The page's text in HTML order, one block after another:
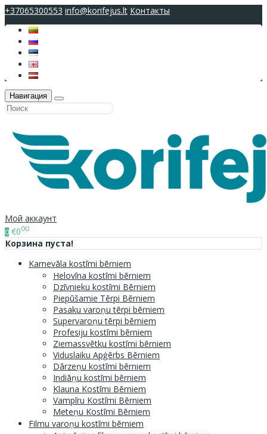
+37065300553 info@korifejus.lt Контакты
Навигация
Мой аккаунт
0 €000
Корзина пуста!
Karnevāla kostīmi bērniem
Helovīna kostīmi bērniem
Dzīvnieku kostīmi Bērniem
Piepūšamie Tērpi Bērniem
Pasaku varoņu tērpi bērniem
Supervaroņu tērpi bērniem
Profesiju kostīmi bērniem
Ziemassvētku kostīmi bērniem
Viduslaiku Apģērbs Bērniem
Dārzeņu kostīmi bērniem
Indiāņu kostīmi bērniem
Klauna Kostīmi Bērniem
Vampīru Kostīmi Bērniem
Meteņu Kostīmi Bērniem
Filmu varoņu kostīmi bērniem